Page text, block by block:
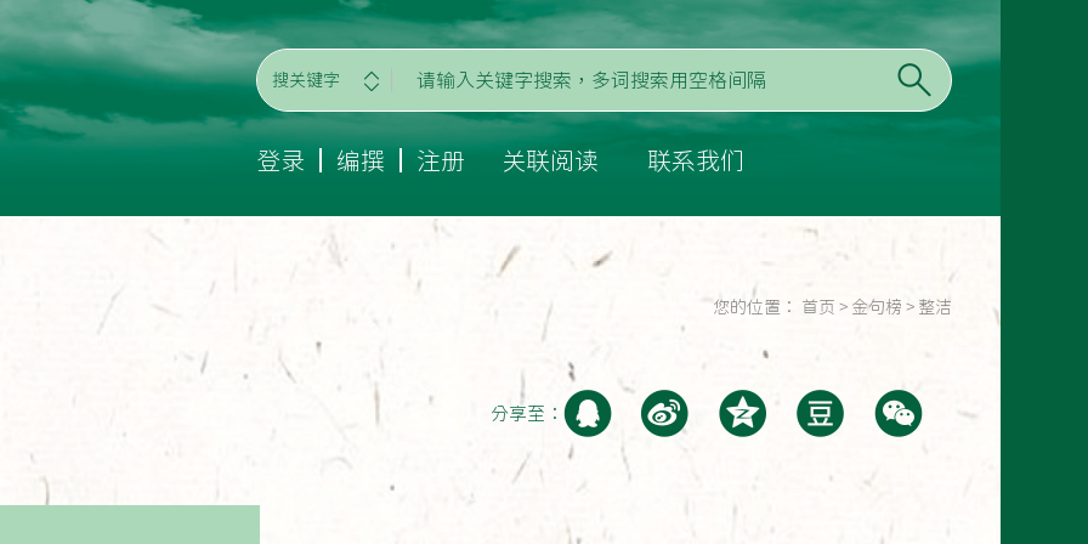
搜关键字
登录 编撰 注册 关联阅读 联系我们
您的位置： 首页 > 金句榜 > 整洁
分享至：